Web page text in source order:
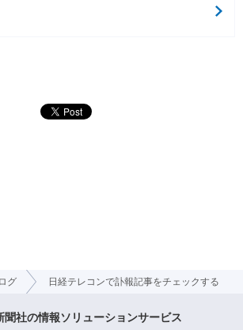
グ 日経テレコンで訃報記事をチェックする
聞社の情報ソリューションサービス